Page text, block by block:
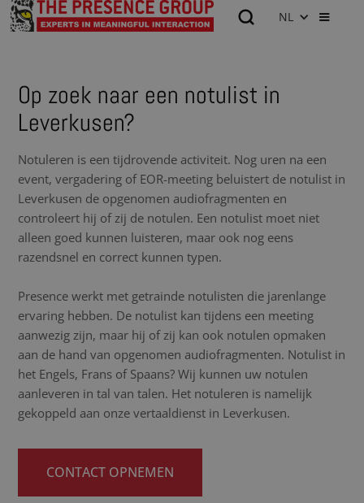
NL
Op zoek naar een notulist in
Leverkusen?
Notuleren is een tijdrovende activiteit. Nog uren na een
event, vergadering of EOR-meeting beluistert de notulist in
Leverkusen de opgenomen audiofragmenten en
controleert hij of zij de notulen. Een notulist moet niet
alleen goed kunnen luisteren, maar ook nog eens
razendsnel en correct kunnen typen.
Presence werkt met getrainde notulisten die jarenlange
ervaring hebben. De notulist kan tijdens een meeting
aanwezig zijn, maar hij of zij kan ook notulen opmaken
aan de hand van opgenomen audiofragmenten. Notulist in
het Engels, Frans of Spaans? Wij kunnen uw notulen
aanleveren in tal van talen. Het notuleren is namelijk
gekoppeld aan onze vertaaldienst in Leverkusen.
CONTACT OPNEMEN